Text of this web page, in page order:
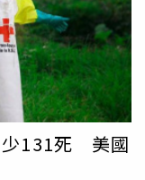
希望同步推廣醫療
Call」創辦人札曼
問亞洲醫療服務
的諮詢與大陸有
北美患者大多選擇
家接受治療，東歐
這些熱門醫療旅遊
更多患者開始尋找
出問題。除膽結石
：1.月經失調、甚
降，更容易暴食4.
需要脂肪來製造荷
幫助維持飽足感，
選擇好的油脂、控
少131死 美國